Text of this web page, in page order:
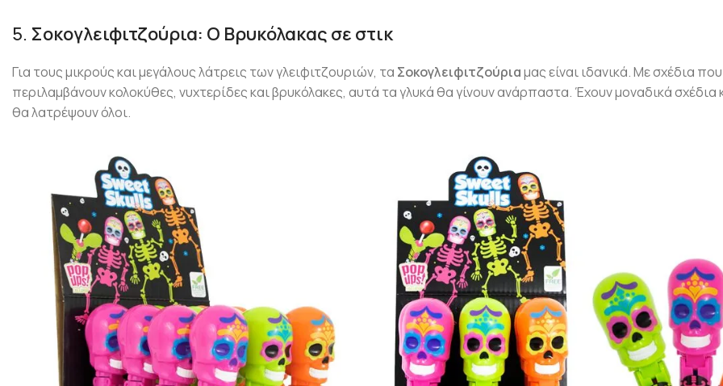
5. Σοκογλειφιτζούρια: Ο Βρυκόλακας σε στικ
Για τους μικρούς και μεγάλους λάτρεις των γλειφιτζουριών, τα Σοκογλειφιτζούριαμας είναι ιδανικά. Με σχέδια που
περιλαμβάνουν κολοκύθες, νυχτερίδες και βρυκόλακες, αυτά τα γλυκά θα γίνουν ανάρπαστα. Έχουν μοναδικά σχέδια
θα λατρέψουν όλοι.